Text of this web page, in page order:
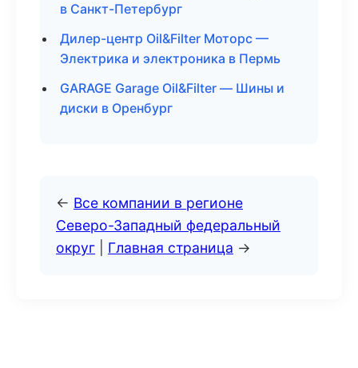
в Санкт-Петербург
Дилер-центр Oil&Filter Моторс —
Электрика и электроника в Пермь
GARAGE Garage Oil&Filter — Шины и
диски в Оренбург
← Все компании в регионе
Северо-Западный федеральный
округ
Главная страница →